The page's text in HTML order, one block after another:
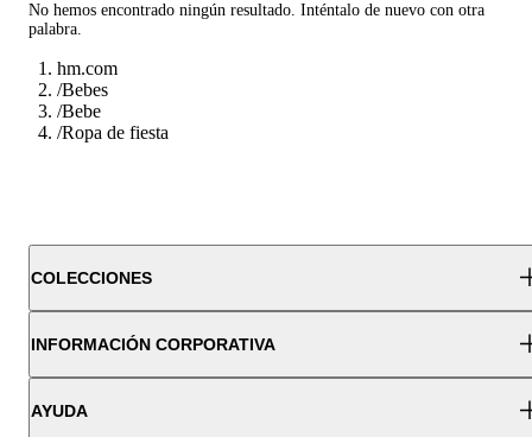
No hemos encontrado ningún resultado. Inténtalo de nuevo con otra
palabra.
hm.com
/Bebes
/Bebe
/Ropa de fiesta
COLECCIONES
INFORMACIÓN CORPORATIVA
AYUDA